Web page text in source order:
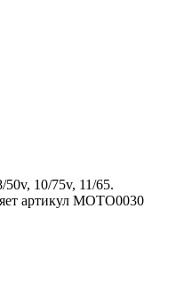
50v, 10/75v, 11/65.
артикул MOTO0030